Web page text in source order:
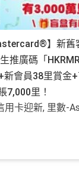
】新
推廣碼「
新會員38里賞金
7,000里！
用卡迎新, 里數-